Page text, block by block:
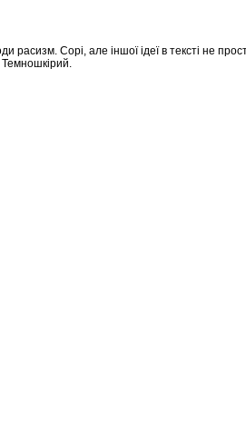
расизм. Сорі, але іншої ідеї в тексті не
Темношкірий.